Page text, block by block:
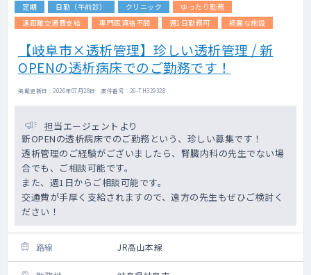
定期 日勤（午前診） クリニック
ゆったり勤務
遠距離交通費支給
専門医資格不問 週1日勤務可 綺麗な施設
【岐阜市×透析管理】珍しい透析管理 / 新
OPENの透析病床でのご勤務です！
掲載更新日 : 2026年07月28日 案件番号 : 26-TH329328
担当エージェントより
新OPENの透析病床でのご勤務という、珍しい募集です！
透析管理のご経験がございましたら、腎臓内科の先生でない場
合でも、ご相談可能です。
また、週1日からご相談可能です。
交通費が手厚く支給されますので、遠方の先生もぜひご検討く
ださい！
路線 JR高山本線